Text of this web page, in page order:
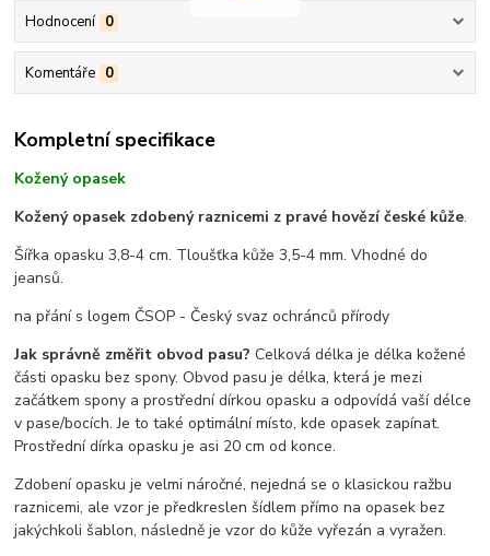
Hodnocení 0
Komentáře 0
Kompletní specifikace
Kožený opasek
Kožený opasek zdobený raznicemi z pravé hovězí české kůže.
Šířka opasku 3,8-4 cm. Tloušťka kůže 3,5-4 mm. Vhodné do
jeansů.
na přání s logem ČSOP - Český svaz ochránců přírody
Jak správně změřit obvod pasu?Celková délka je délka kožené
části opasku bez spony. Obvod pasu je délka, která je mezi
začátkem spony a prostřední dírkou opasku a odpovídá vaší délce
v pase/bocích. Je to také optimální místo, kde opasek zapínat.
Prostřední dírka opasku je asi 20 cm od konce.
Zdobení opasku je velmi náročné, nejedná se o klasickou ražbu
raznicemi, ale vzor je předkreslen šídlem přímo na opasek bez
jakýchkoli šablon, následně je vzor do kůže vyřezán a vyražen.